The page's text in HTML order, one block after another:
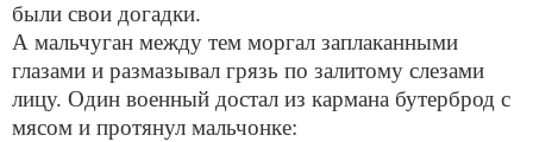
были свои догадки.
А мальчуган между тем моргал заплаканными
глазами и размазывал грязь по залитому слезами
лицу. Один военный достал из кармана бутерброд с
мясом и протянул мальчонке: